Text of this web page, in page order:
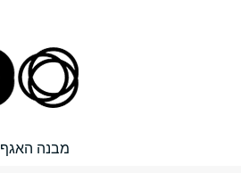
מבנה האגף